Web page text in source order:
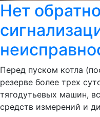
Нет
Перед пуском котла
резерве более трех
тягодутьевых машин,
средств измерений и